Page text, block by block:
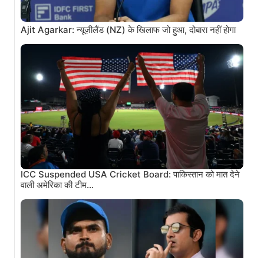
Ajit Agarkar: न्यूज़ीलैंड (NZ) के खिलाफ जो हुआ, दोबारा नहीं होगा
ICC Suspended USA Cricket Board: पाकिस्तान को मात देने
वाली अमेरिका की टीम…